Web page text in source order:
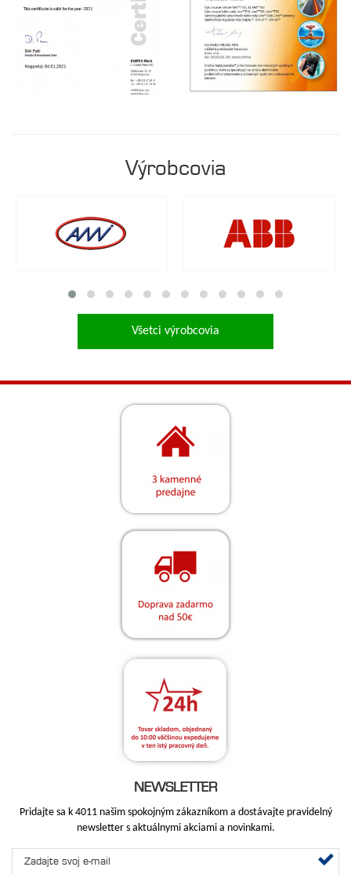
Výrobcovia
Všetci výrobcovia
NEWSLETTER
Pridajte sa k 4011 našim spokojným zákazníkom a dostávajte pravidelný
newsletter s aktuálnymi akciami a novinkami.